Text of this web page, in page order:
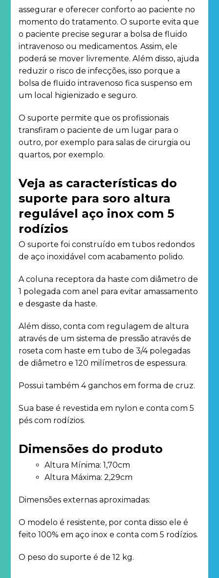
assegurar e oferecer conforto ao paciente no
momento do tratamento. O suporte evita que
o paciente precise segurar a bolsa de fluido
intravenoso ou medicamentos. Assim, ele
poderá se mover livremente. Além disso, ajuda
reduzir o risco de infecções, isso porque a
bolsa de fluido intravenoso fica suspenso em
um local higienizado e seguro.
O suporte permite que os profissionais
transfiram o paciente de um lugar para o
outro, por exemplo para salas de cirurgia ou
quartos, por exemplo.
Veja as características do
suporte para soro altura
regulável aço inox com 5
rodízios
O suporte foi construído em tubos redondos
de aço inoxidável com acabamento polido.
A coluna receptora da haste com diâmetro de
1 polegada com anel para evitar amassamento
e desgaste da haste.
Além disso, conta com regulagem de altura
através de um sistema de pressão através de
roseta com haste em tubo de 3/4 polegadas
de diâmetro e 120 milímetros de espessura.
Possui também 4 ganchos em forma de cruz.
Sua base é revestida em nylon e conta com 5
pés com rodízios.
Dimensões do produto
Altura Mínima: 1,70cm
Altura Máxima: 2,29cm
Dimensões externas aproximadas:
O modelo é resistente, por conta disso ele é
feito 100% em aço inox e conta com 5 rodízios.
O peso do suporte é de 12 kg.